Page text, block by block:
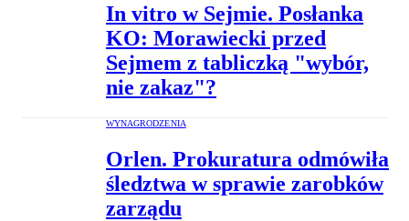
In vitro w Sejmie. Posłanka
KO: Morawiecki przed
Sejmem z tabliczką "wybór,
nie zakaz"?
WYNAGRODZENIA
Orlen. Prokuratura odmówiła
śledztwa w sprawie zarobków
zarządu